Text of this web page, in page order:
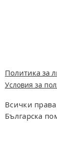
Политика за
Условия за
Всички
Българска